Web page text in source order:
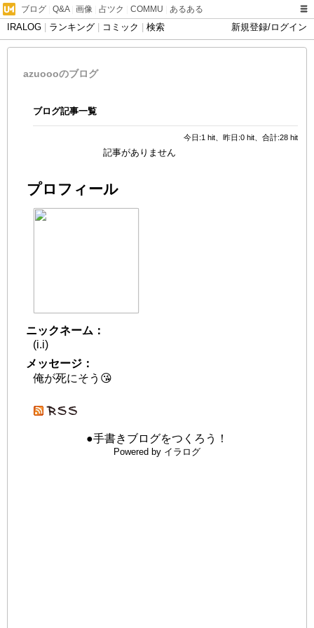
ブログ Q&A| 画像 占ツク COMMU あるある
IRALOG ランキング コミック 検索 新規登録/ログイン
azuoooのブログ
ブログ記事一覧
今日:1 hit、昨日:0 hit、合計:28 hit
記事がありません
プロフィール
ニックネーム：
(i.i)
メッセージ：
俺が死にそう😘
●手書きブログをつくろう！
Powered by イラログ